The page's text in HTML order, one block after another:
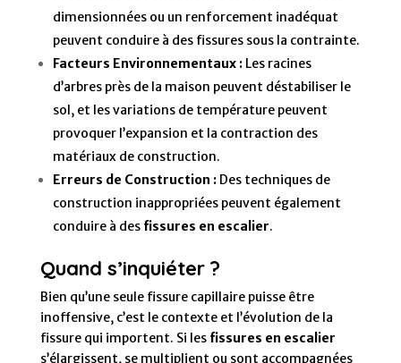
dimensionnées ou un renforcement inadéquat
peuvent conduire à des fissures sous la contrainte.
Facteurs Environnementaux :Les racines
d’arbres près de la maison peuvent déstabiliser le
sol, et les variations de température peuvent
provoquer l’expansion et la contraction des
matériaux de construction.
Erreurs de Construction :Des techniques de
construction inappropriées peuvent également
conduire à des fissures en escalier.
Quand s’inquiéter ?
Bien qu’une seule fissure capillaire puisse être
inoffensive, c’est le contexte et l’évolution de la
fissure qui importent. Si les fissures en escalier
s’élargissent, se multiplient ou sont accompagnées